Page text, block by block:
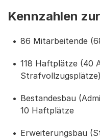
Kennzahlen
86 Mitarbeitende
118 Haftplätze (40
Strafvollzugsplätze)
Bestandesbau
10 Haftplätze
Erweiterungsbau